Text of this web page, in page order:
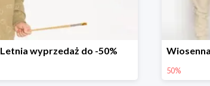
Letnia wyprzedaż do -50%
50%